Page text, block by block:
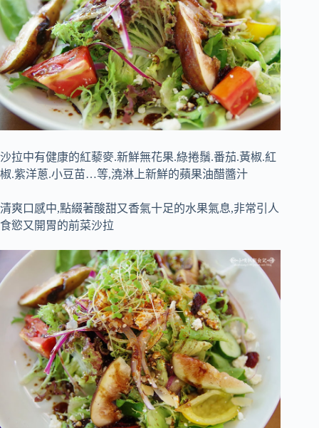
沙拉中有健康的紅藜麥.新鮮無花果.綠捲鬚.番茄.黃椒.紅
椒.紫洋蔥.小豆苗…等,澆淋上新鮮的蘋果油醋醬汁
清爽口感中,點綴著酸甜又香氣十足的水果氣息,非常引人
食慾又開胃的前菜沙拉